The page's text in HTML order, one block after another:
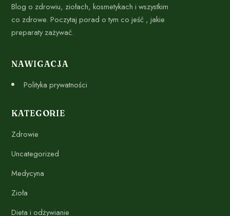
Blog o zdrowiu, ziołach, kosmetykach i wszystkim
co zdrowe. Poczytaj porad o tym co jeść , jakie
preparaty zażywać.
NAWIGACJA
Polityka prywatności
KATEGORIE
Zdrowie
Uncategorized
Medycyna
Zioła
Dieta i odżywianie